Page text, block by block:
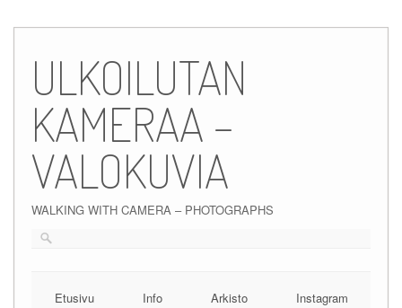
content
ULKOILUTAN
KAMERAA –
VALOKUVIA
WALKING WITH CAMERA – PHOTOGRAPHS
Etusivu Info Arkisto Instagram